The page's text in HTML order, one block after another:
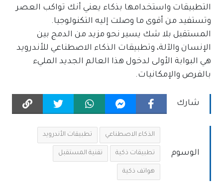
التطبيقات واستخدامها بذكاء يعني أنك تواكب العصر
وتستفيد من أقوى ما وصلت إليه التكنولوجيا.
المستقبل بلا شك يسير نحو مزيد من الدمج بين
الإنسان والآلة، وتطبيقات الذكاء الاصطناعي للأندرويد
هي البوابة الأولى لدخول هذا العالم الجديد المليء
بالفرص والإمكانيات.
شارك
الوسوم
الذكاء الاصطناعي تطبيقات الأندرويد
تطبيقات ذكية تقنية المستقبل
هواتف ذكية